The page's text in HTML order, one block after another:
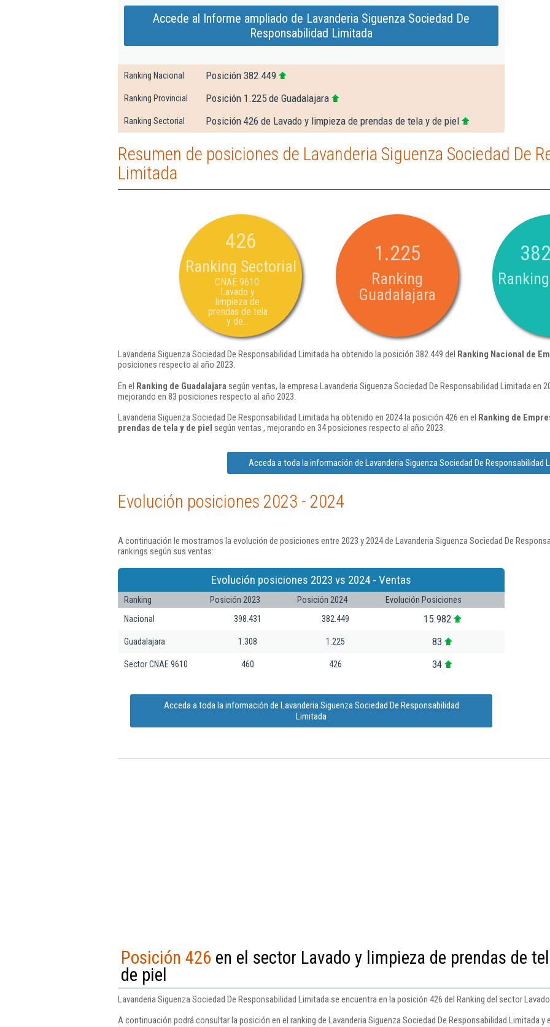
Accede al Informe ampliado de Lavanderia Siguenza Sociedad De
Responsabilidad Limitada
Ranking Nacional Posición 382.449
Ranking Provincial Posición 1.225 de Guadalajara
Ranking Sectorial Posición 426 de Lavado y limpieza de prendas de tela y de piel
Resumen de posiciones de Lavanderia Siguenza Sociedad De
Limitada
426
Ranking Sectorial
CNAE 9610:
Lavado y
limpieza de
prendas de tela
y de...
1.225
Ranking
Guadalajara
Lavanderia Siguenza Sociedad De Responsabilidad Limitada ha obtenido la posición 382.449 del Ranking Nacional de
posiciones respecto al año 2023.
En el Ranking de Guadalajara según ventas, la empresa Lavanderia Siguenza Sociedad De Responsabilidad Limitada en
mejorando en 83 posiciones respecto al año 2023.
Lavanderia Siguenza Sociedad De Responsabilidad Limitada ha obtenido en 2024 la posición 426 en el Ranking de
prendas de tela y de piel según ventas , mejorando en 34 posiciones respecto al año 2023.
Acceda a toda la información de Lavanderia Siguenza Sociedad De Responsabilidad
Evolución posiciones 2023 - 2024
A continuación le mostramos la evolución de posiciones entre 2023 y 2024 de Lavanderia Siguenza Sociedad De
rankings según sus ventas:
Evolución posiciones 2023 vs 2024 - Ventas
Ranking Posición 2023 Posición 2024
Evolución Posiciones
Nacional
398.431 382.449 15.982
Guadalajara 1.308 1.225 83
Sector CNAE 9610 460 426 34
Acceda a toda la información de Lavanderia Siguenza Sociedad De Responsabilidad
Limitada
Posición 426 en el sector Lavado y limpieza de prendas de
de piel
Lavanderia Siguenza Sociedad De Responsabilidad Limitada se encuentra en la posición 426 del Ranking del sector
A continuación podrá consultar la posición en el ranking de Lavanderia Siguenza Sociedad De Responsabilidad Limitada